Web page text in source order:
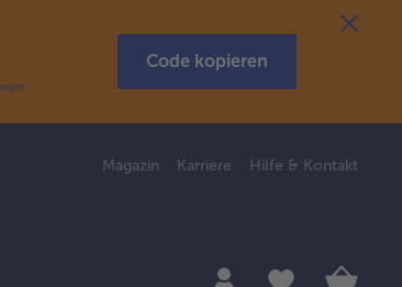
Code kopieren
Magazin Karriere Hilfe & Kontakt